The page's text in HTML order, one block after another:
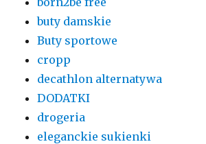
buty damskie
Buty sportowe
cropp
decathlon alternatywa
DODATKI
drogeria
eleganckie sukienki